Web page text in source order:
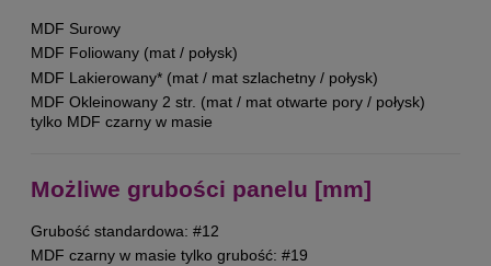
MDF Surowy
MDF Foliowany (mat / połysk)
MDF Lakierowany* (mat / mat szlachetny / połysk)
MDF Okleinowany 2 str. (mat / mat otwarte pory / połysk)
tylko MDF czarny w masie
Możliwe grubości panelu [mm]
Grubość standardowa: #12
MDF czarny w masie tylko grubość: #19